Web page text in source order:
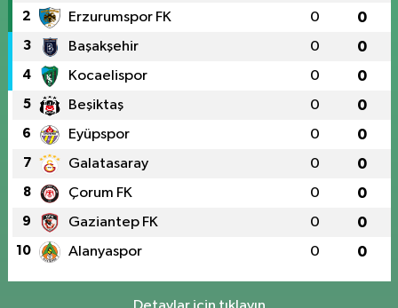
2 Erzurumspor FK 0 0
3 Başakşehir 0 0
4 Kocaelispor 0 0
5 Beşiktaş 0 0
6 Eyüpspor 0 0
7 Galatasaray 0 0
8 Çorum FK 0 0
9 Gaziantep FK 0 0
10 Alanyaspor 0 0